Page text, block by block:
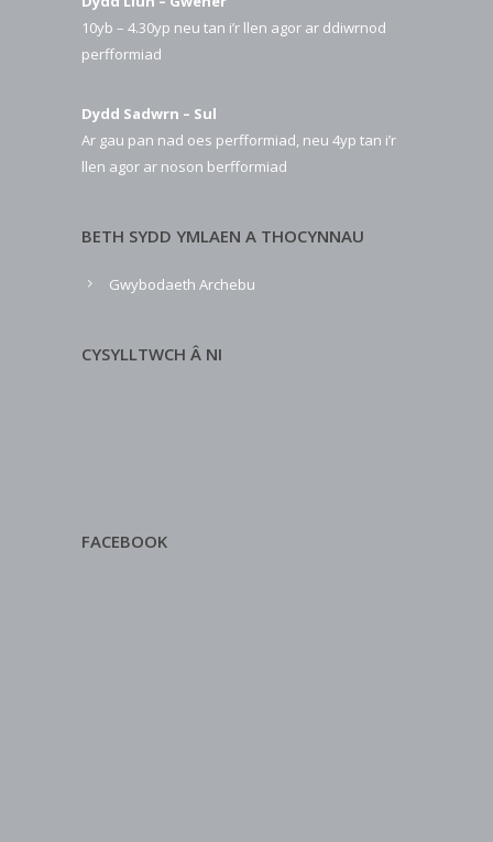
10yb – 4.30yp neu tan i’r llen agor ar ddiwrnod
perfformiad
Dydd Sadwrn – Sul
Ar gau pan nad oes perfformiad, neu 4yp tan i’r
llen agor ar noson berfformiad
BETH SYDD YMLAEN A THOCYNNAU
Gwybodaeth Archebu
CYSYLLTWCH Â NI
FACEBOOK